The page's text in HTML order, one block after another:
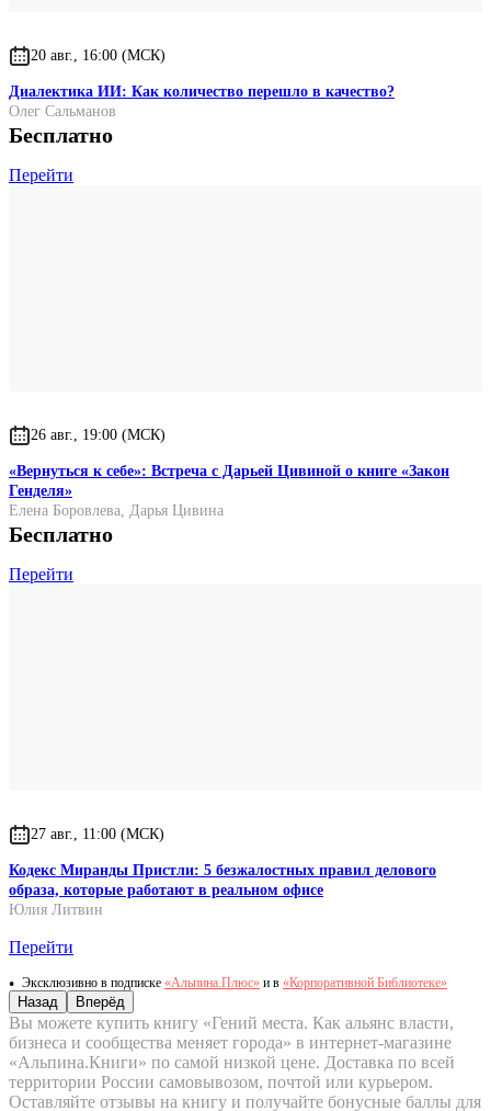
20 авг., 16:00 (МСК)
Диалектика ИИ: Как количество перешло в качество?
Олег Сальманов
Бесплатно
Перейти
26 авг., 19:00 (МСК)
«Вернуться к себе»: Встреча с Дарьей Цивиной о книге «Закон
Генделя»
Елена Боровлева, Дарья Цивина
Бесплатно
Перейти
27 авг., 11:00 (МСК)
Кодекс Миранды Пристли: 5 безжалостных правил делового
образа, которые работают в реальном офисе
Юлия Литвин
Перейти
Эксклюзивно в подписке «Альпина.Плюс» и в «Корпоративной Библиотеке»
Назад Вперёд
Вы можете купить книгу «Гений места. Как альянс власти,
бизнеса и сообщества меняет города» в интернет-магазине
«Альпина.Книги» по самой низкой цене. Доставка по всей
территории России самовывозом, почтой или курьером.
Оставляйте отзывы на книгу и получайте бонусные баллы для